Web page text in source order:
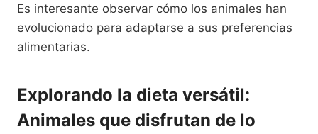
Es interesante observar cómo los animales han
evolucionado para adaptarse a sus preferencias
alimentarias.
Explorando la dieta versátil:
Animales que disfrutan de lo